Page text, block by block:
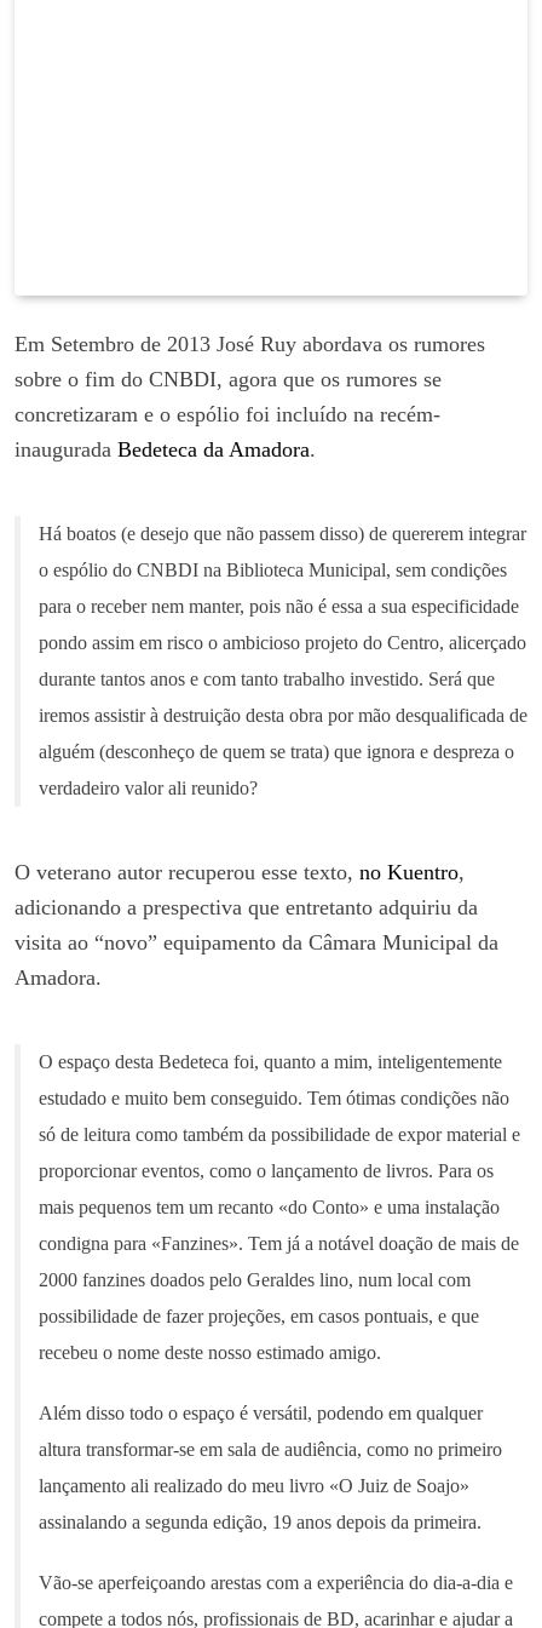
Em Setembro de 2013 José Ruy abordava os rumores
sobre o fim do CNBDI, agora que os rumores se
concretizaram e o espólio foi incluído na recém-
inaugurada Bedeteca da Amadora.
Há boatos (e desejo que não passem disso) de quererem integrar
o espólio do CNBDI na Biblioteca Municipal, sem condições
para o receber nem manter, pois não é essa a sua especificidade
pondo assim em risco o ambicioso projeto do Centro, alicerçado
durante tantos anos e com tanto trabalho investido. Será que
iremos assistir à destruição desta obra por mão desqualificada de
alguém (desconheço de quem se trata) que ignora e despreza o
verdadeiro valor ali reunido?
O veterano autor recuperou esse texto, no Kuentro,
adicionando a prespectiva que entretanto adquiriu da
visita ao “novo” equipamento da Câmara Municipal da
Amadora.
O espaço desta Bedeteca foi, quanto a mim, inteligentemente
estudado e muito bem conseguido. Tem ótimas condições não
só de leitura como também da possibilidade de expor material e
proporcionar eventos, como o lançamento de livros. Para os
mais pequenos tem um recanto «do Conto» e uma instalação
condigna para «Fanzines». Tem já a notável doação de mais de
2000 fanzines doados pelo Geraldes lino, num local com
possibilidade de fazer projeções, em casos pontuais, e que
recebeu o nome deste nosso estimado amigo.
Além disso todo o espaço é versátil, podendo em qualquer
altura transformar-se em sala de audiência, como no primeiro
lançamento ali realizado do meu livro «O Juiz de Soajo»
assinalando a segunda edição, 19 anos depois da primeira.
Vão-se aperfeiçoando arestas com a experiência do dia-a-dia e
compete a todos nós, profissionais de BD, acarinhar e ajudar a